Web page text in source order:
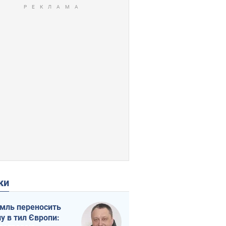
переносить
в тил Європи: